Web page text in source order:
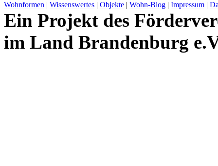
Wohnformen | Wissenswertes | Objekte | Wohn-Blog | Impressum |
Ein Projekt des
im Land Brandenburg